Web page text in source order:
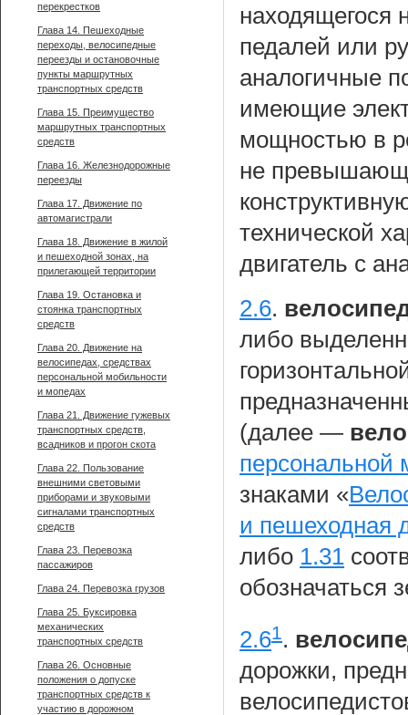
находящегося
педалей или
аналогичные
имеющие
мощностью в
не
технической
двигатель с
2.6.
либо
(далее —
персональной
знаками «
и пешеходная
либо 1.31
обозначаться
2.61.
дорожки,
перекрестков
Глава 14. Пешеходные
переходы, велосипедные
переезды и остановочные
пункты маршрутных
транспортных средств
Глава 15. Преимущество
маршрутных транспортных
средств
Глава 16. Железнодорожные
переезды
Глава 17. Движение по
автомагистрали
Глава 18. Движение в жилой
и пешеходной зонах, на
прилегающей территории
Глава 19. Остановка и
стоянка транспортных
средств
Глава 20. Движение на
велосипедах, средствах
персональной мобильности
и мопедах
Глава 21. Движение гужевых
транспортных средств,
всадников и прогон скота
Глава 22. Пользование
внешними световыми
приборами и звуковыми
сигналами транспортных
средств
Глава 23. Перевозка
пассажиров
Глава 24. Перевозка грузов
Глава 25. Буксировка
механических
транспортных средств
Глава 26. Основные
положения о допуске
транспортных средств к
участию в дорожном